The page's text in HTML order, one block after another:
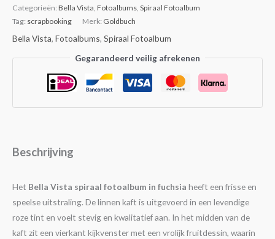
Categorieën: Bella Vista Fotoalbums Spiraal Fotoalbum
Tag: scrapbooking Merk: Goldbuch
Bella Vista, Fotoalbums, Spiraal Fotoalbum
Gegarandeerd veilig afrekenen
Beschrijving
Het Bella Vista spiraal fotoalbum in fuchsia heeft een frisse en
speelse uitstraling. De linnen kaft is uitgevoerd in een levendige
roze tint en voelt stevig en kwalitatief aan. In het midden van de
kaft zit een vierkant kijkvenster met een vrolijk fruitdessin, waarin